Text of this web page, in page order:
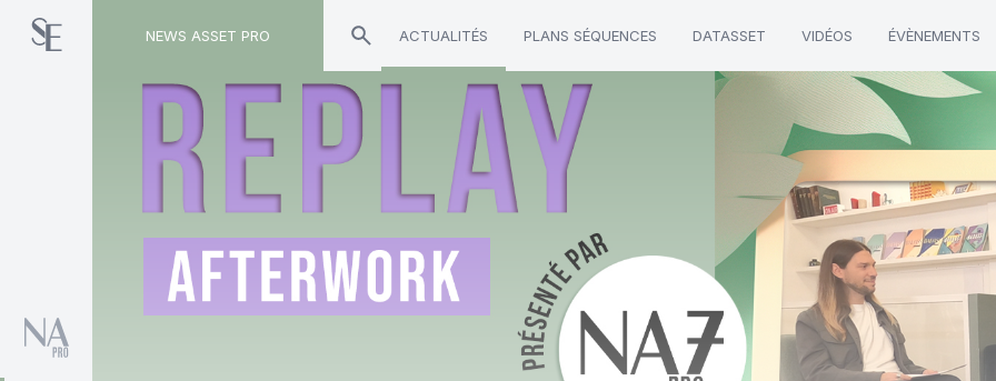
NEWS ASSET PRO ACTUALITÉS PLANS SÉQUENCES DATASSET VIDÉOS ÉVÈNEMENTS
Toute l'actualité sur le tag "Frédéric Pascal"